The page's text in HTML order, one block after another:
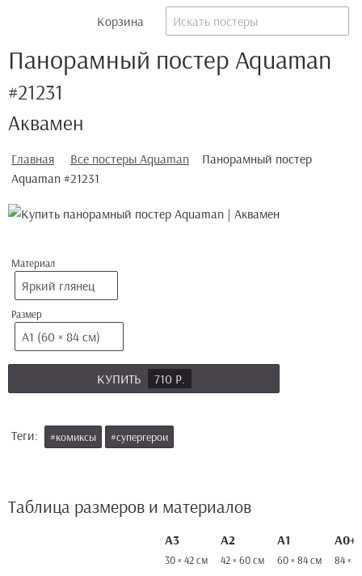
Корзина
Панорамный постер Aquaman
#21231
Аквамен
Главная Все постеры Aquaman
Панорамный постер
Aquaman #21231
Материал
Яркий глянец
Размер
А1 (60 × 84 см)
КУПИТЬ 710 Р.
Теги: #комиксы #супергерои
Таблица размеров и материалов
А3
30 × 42 см
А2
42 × 60 см
А1
60 × 84 см
А0+
84 ×